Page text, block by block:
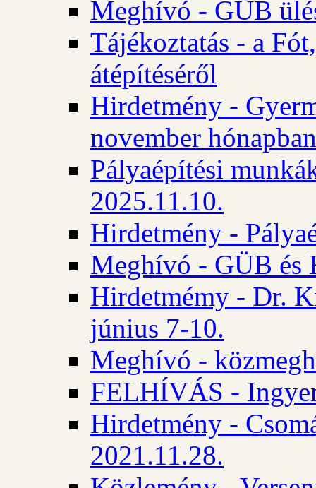
Meghívó - GÜB
Tájékoztatás - a
átépítéséről
Hirdetmény -
november hónapban
Pályaépítési
2025.11.10.
Hirdetmény -
Meghívó - GÜB és
Hirdetmémy - Dr.
június 7-10.
Meghívó -
FELHÍVÁS -
Hirdetmény -
2021.11.28.